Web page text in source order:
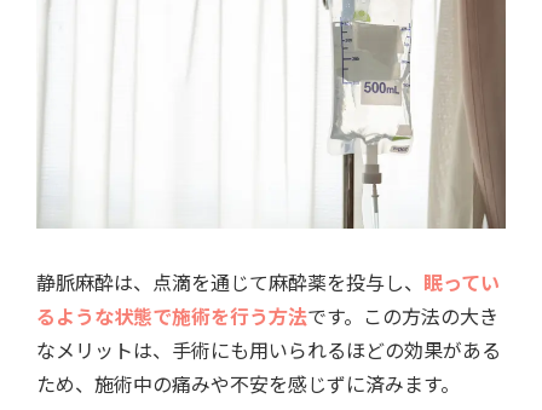
静脈麻酔は、点滴を通じて麻酔薬を投与し、 眠ってい
るような状態で施術を行う方法です。この方法の大き
なメリットは、手術にも用いられるほどの効果がある
ため、施術中の痛みや不安を感じずに済みます。